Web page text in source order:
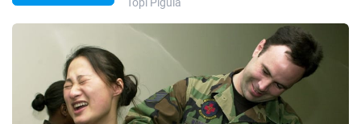
Témata
Pořady
TV Program